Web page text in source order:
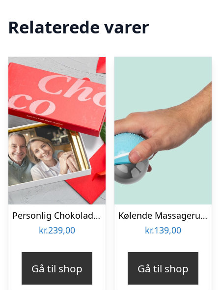
Relaterede varer
Personlig Chokoladeplade med Billede
kr.239,00
Gå til shop
Kølende Massageruller
kr.139,00
Gå til shop